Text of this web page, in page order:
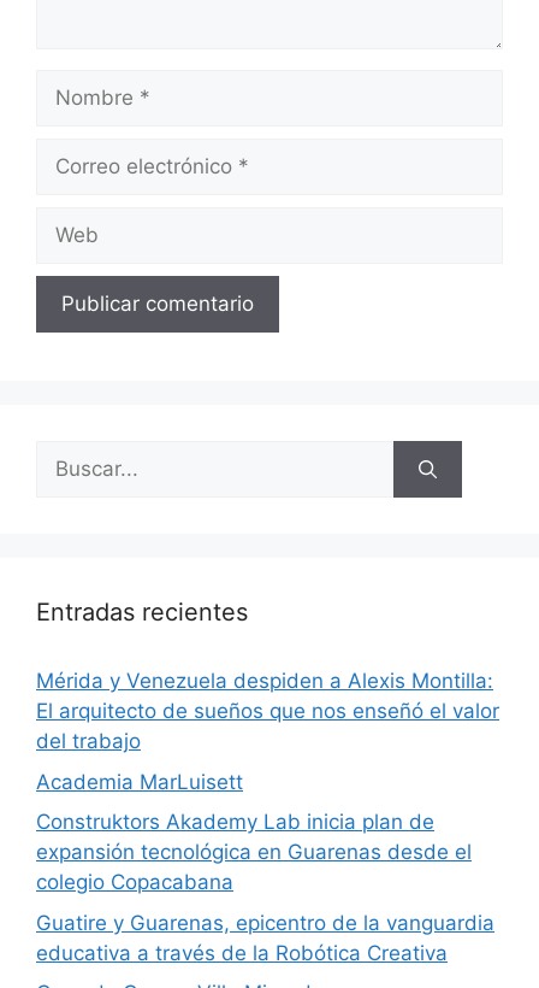
Entradas recientes
​Mérida y Venezuela despiden a Alexis Montilla:
El arquitecto de sueños que nos enseñó el valor
del trabajo
Academia MarLuisett
Construktors Akademy Lab inicia plan de
expansión tecnológica en Guarenas desde el
colegio Copacabana
Guatire y Guarenas, epicentro de la vanguardia
educativa a través de la Robótica Creativa